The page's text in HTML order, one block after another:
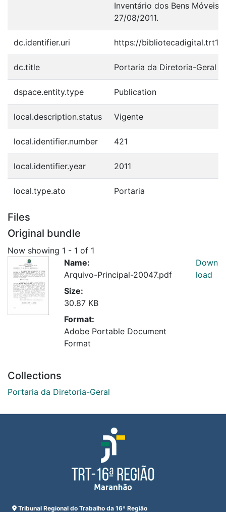
Inventário dos Bens Móveis
27/08/2011.
dc.identifier.uri https://
dc.title Portaria da Diretoria-Geral
dspace.entity.type Publication
local.description.status Vigente
local.identifier.number 421
local.identifier.year 2011
local.type.ato Portaria
Files
Original bundle
Now showing 1 - 1 of 1
Name:
Arquivo-Principal-20047.pdf
Size:
30.87 KB
Format:
Adobe Portable Document
Format
Down
load
Collections
Portaria da Diretoria-Geral
Tribunal Regional do Trabalho da 16ª Região